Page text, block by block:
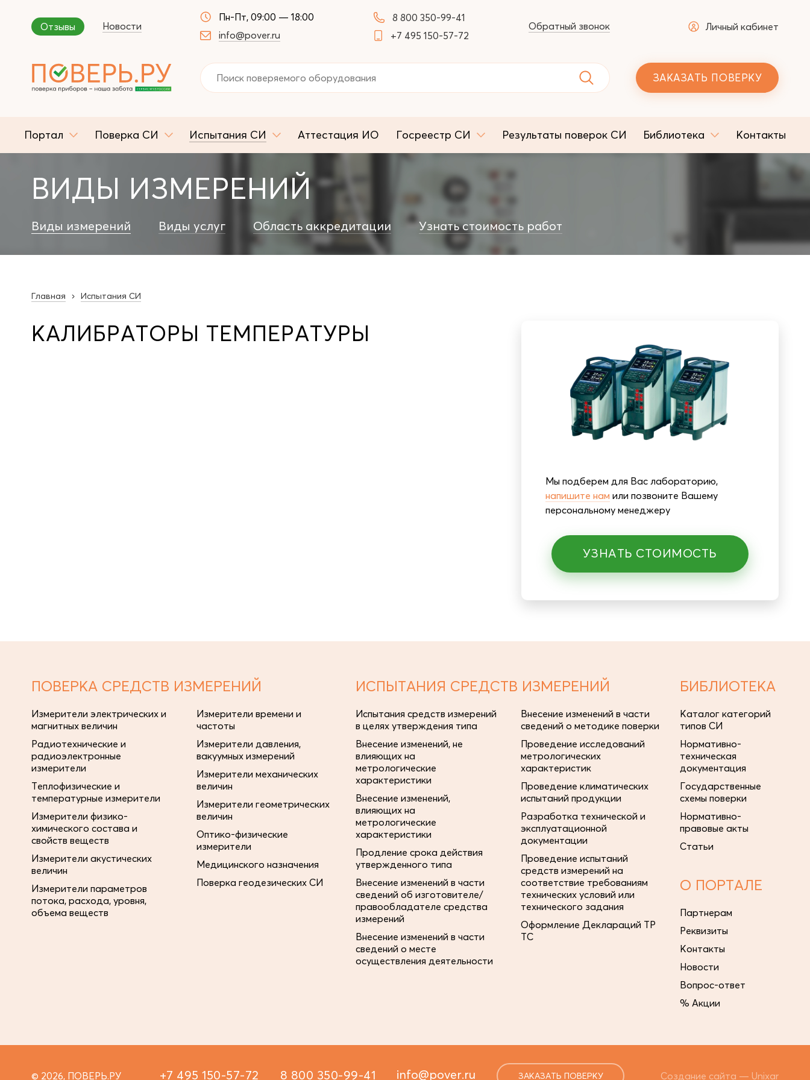
Отзывы Новости
Пн-Пт, 09:00 — 18:00
info@pover.ru
8 800 350-99-41
+7 495 150-57-72
Обратный звонок Личный кабинет
ЗАКАЗАТЬ ПОВЕРКУ
Портал Поверка СИ Испытания СИ Аттестация ИО Госреестр СИ Результаты поверок СИ Библиотека Контакты
ВИДЫ ИЗМЕРЕНИЙ
Виды измерений Виды услуг Область аккредитации Узнать стоимость работ
Главная Испытания СИ
КАЛИБРАТОРЫ ТЕМПЕРАТУРЫ
Мы подберем для Вас лабораторию,
напишите нам или позвоните Вашему
персональному менеджеру
УЗНАТЬ СТОИМОСТЬ
ПОВЕРКА СРЕДСТВ ИЗМЕРЕНИЙ
Измерители электрических и
магнитных величин
Радиотехнические и
радиоэлектронные
измерители
Теплофизические и
температурные измерители
Измерители физико-
химического состава и
свойств веществ
Измерители акустических
величин
Измерители параметров
потока, расхода, уровня,
объема веществ
Измерители времени и
частоты
Измерители давления,
вакуумных измерений
Измерители механических
величин
Измерители геометрических
величин
Оптико-физические
измерители
Медицинского назначения
Поверка геодезических СИ
ИСПЫТАНИЯ СРЕДСТВ ИЗМЕРЕНИЙ
Испытания средств измерений
в целях утверждения типа
Внесение изменений, не
влияющих на
метрологические
характеристики
Внесение изменений,
влияющих на
метрологические
характеристики
Продление срока действия
утвержденного типа
Внесение изменений в части
сведений об изготовителе/
правообладателе средства
измерений
Внесение изменений в части
сведений о месте
осуществления деятельности
Внесение изменений в части
сведений о методике поверки
Проведение исследований
метрологических
характеристик
Проведение климатических
испытаний продукции
Разработка технической и
эксплуатационной
документации
Проведение испытаний
средств измерений на
соответствие требованиям
технических условий или
технического задания
Оформление Деклараций ТР
ТС
БИБЛИОТЕКА
Каталог категорий
типов СИ
Нормативно-
техническая
документация
Государственные
схемы поверки
Нормативно-
правовые акты
Статьи
О ПОРТАЛЕ
Партнерам
Реквизиты
Контакты
Новости
Вопрос-ответ
% Акции
© 2026, ПОВЕРЬ.РУ +7 495 150-57-72 8 800 350-99-41 info@pover.ru ЗАКАЗАТЬ ПОВЕРКУ Создание сайта — Unixar